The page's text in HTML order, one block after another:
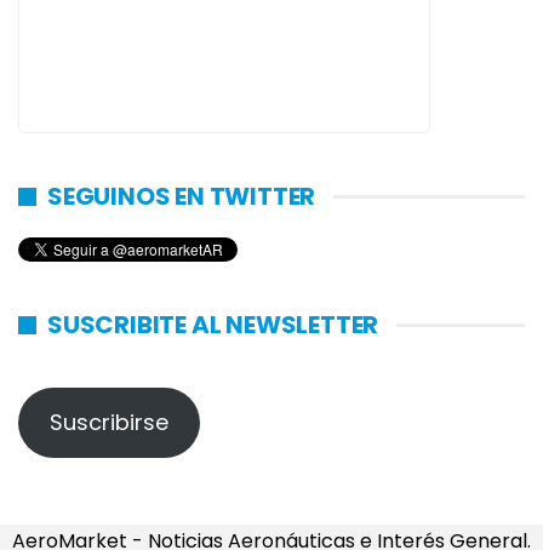
SEGUINOS EN TWITTER
SUSCRIBITE AL NEWSLETTER
Suscribirse
AeroMarket - Noticias Aeronáuticas e Interés General.